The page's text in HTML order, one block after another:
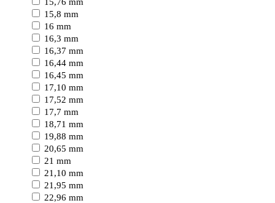
15,8 mm
16 mm
16,3 mm
16,37 mm
16,44 mm
16,45 mm
17,10 mm
17,52 mm
17,7 mm
18,71 mm
19,88 mm
20,65 mm
21 mm
21,10 mm
21,95 mm
22,96 mm